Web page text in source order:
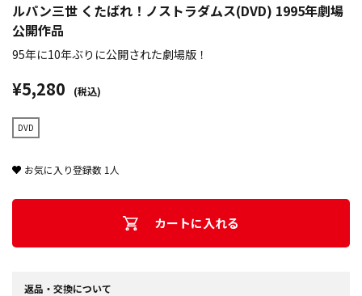
ルパン三世 くたばれ！ノストラダムス(DVD) 1995年劇場
公開作品
95年に10年ぶりに公開された劇場版！
¥5,280 (税込)
DVD
お気に入り登録数 1 人
カートに入れる
返品・交換について